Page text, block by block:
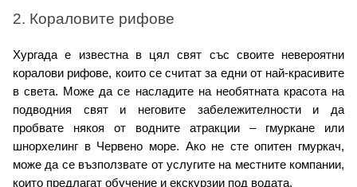
2. Кораловите рифове
Хургада е известна в цял свят със своите невероятни
коралови рифове, които се считат за едни от най-красивите
в света. Може да се насладите на необятната красота на
подводния свят и неговите забележителности и да
пробвате някоя от водните атракции – гмуркане или
шнорхелинг в Червено море. Ако не сте опитен гмуркач,
може да се възползвате от услугите на местните компании,
които предлагат обучение и екскурзии под водата.